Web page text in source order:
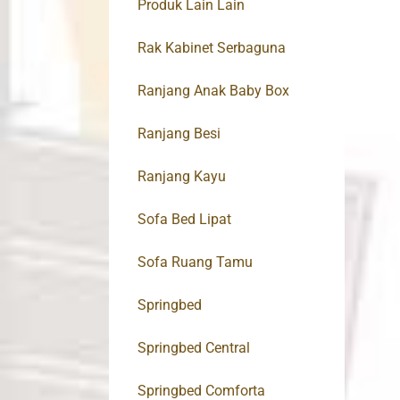
Produk Lain Lain
Rak Kabinet Serbaguna
Ranjang Anak Baby Box
Ranjang Besi
Ranjang Kayu
Sofa Bed Lipat
Sofa Ruang Tamu
Springbed
Springbed Central
Springbed Comforta